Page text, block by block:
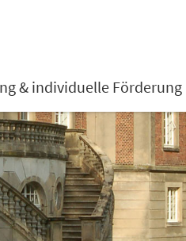
& individuelle Förderung